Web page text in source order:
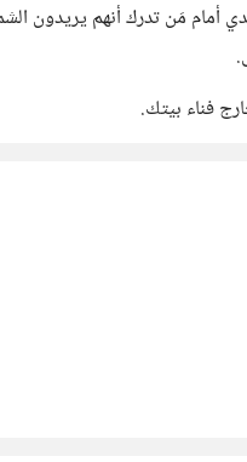
أمام مَن تدرك أنهم يريدون
فناء بيتك.